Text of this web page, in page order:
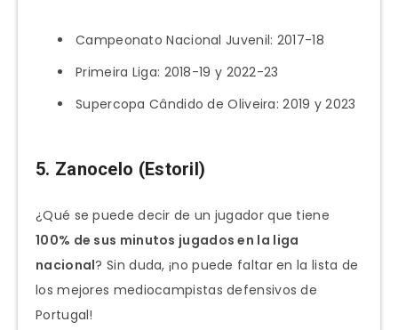
Campeonato Nacional Juvenil: 2017-18
Primeira Liga: 2018-19 y 2022-23
Supercopa Cândido de Oliveira: 2019 y 2023
5. Zanocelo (Estoril)
¿Qué se puede decir de un jugador que tiene
100% de sus minutos jugados en la liga
nacional? Sin duda, ¡no puede faltar en la lista de
los mejores mediocampistas defensivos de
Portugal!